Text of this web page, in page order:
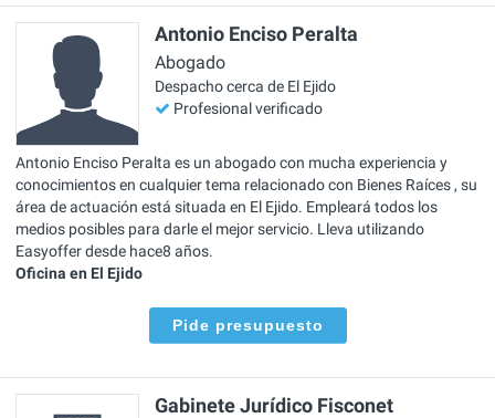
Antonio Enciso Peralta
Abogado
Despacho cerca de El Ejido
Profesional verificado
Antonio Enciso Peralta es un abogado con mucha experiencia y
conocimientos en cualquier tema relacionado con Bienes Raíces , su
área de actuación está situada en El Ejido. Empleará todos los
medios posibles para darle el mejor servicio. Lleva utilizando
Easyoffer desde hace8 años.
Oficina en El Ejido
Pide presupuesto
Gabinete Jurídico Fisconet